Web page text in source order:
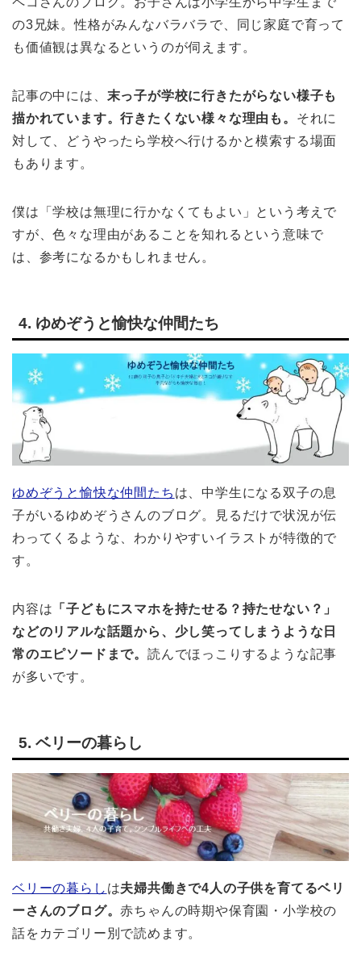
の3兄妹。性格がみんなバラバラで、同じ家庭で育って
も価値観は異なるというのが伺えます。
記事の中には、 末っ子が学校に行きたがらない様子も
描かれています。行きたくない様々な理由も。 それに
対して、どうやったら学校へ行けるかと模索する場面
もあります。
僕は「学校は無理に行かなくてもよい」という考えで
すが、色々な理由があることを知れるという意味で
は、参考になるかもしれません。
4. ゆめぞうと愉快な仲間たち
ゆめぞうと愉快な仲間たち は、中学生になる双子の息
子がいるゆめぞうさんのブログ。見るだけで状況が伝
わってくるような、わかりやすいイラストが特徴的で
す。
内容は 「子どもにスマホを持たせる？持たせない？」
などのリアルな話題から、少し笑ってしまうような日
常のエピソードまで。 読んでほっこりするような記事
が多いです。
5. ベリーの暮らし
ベリーの暮らし は夫婦共働きで4人の子供を育てるベリ
ーさんのブログ。赤ちゃんの時期や保育園・小学校の
話をカテゴリー別で読めます。